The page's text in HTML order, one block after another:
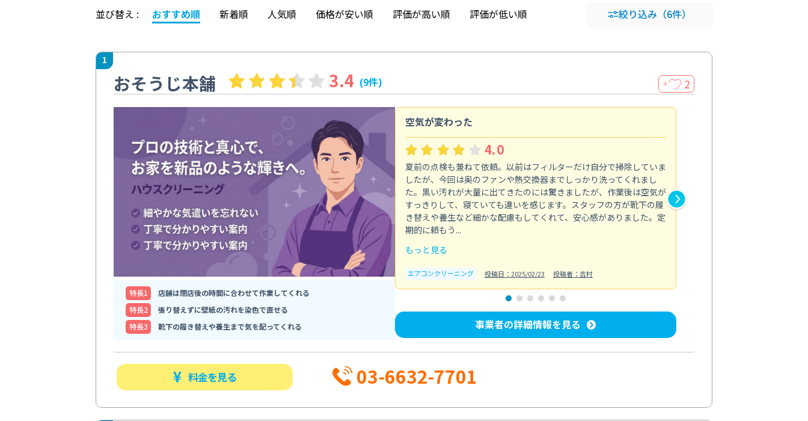
並び替え : おすすめ順 新着順 人気順 価格が安い順 評価が高い順 評価が低い順 絞り込み （6件）
1
おそうじ本舗 3.4 (9件) ＋ 2
特⻑1
店舗は閉店後の時間に合わせて作業してくれる
特⻑2
張り替えずに壁紙の汚れを染色で直せる
特⻑3
靴下の履き替えや養生まで気を配ってくれる
空気が変わった
4.0
夏前の点検も兼ねて依頼。以前はフィルターだけ自分で掃除していま
したが、今回は奥のファンや熱交換器までしっかり洗ってくれまし
た。黒い汚れが大量に出てきたのには驚きましたが、作業後は空気が
すっきりして、寝ていても違いを感じます。スタッフの方が靴下の履
き替えや養生など細かな配慮もしてくれて、安心感がありました。定
期的に頼もう...
もっと見る
エアコンクリーニング 投稿日：2025/02/23 投稿者：吉村
事業者の詳細情報を見る
料金を見る 03-6632-7701